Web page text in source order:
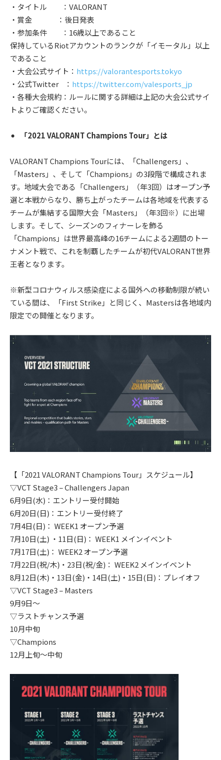
・タイトル ：VALORANT
・賞金 ：後日発表
・参加条件 ：16歳以上であること
保持しているRiotアカウントのランクが「イモータル」以上
であること
・大会公式サイト： https://valorantesports.tokyo
・公式Twitter ： https://twitter.com/valesports_jp
・各種大会規約：ルールに関する詳細は上記の大会公式サイ
トよりご確認ください。
「2021 VALORANT Champions Tour」とは
VALORANT Champions Tourには、「Challengers」、
「Masters」、そして「Champions」の3段階で構成されま
す。地域大会である「Challengers」（年3回）はオープン予
選と本戦からなり、勝ち上がったチームは各地域を代表する
チームが集結する国際大会「Masters」（年3回※）に出場
します。そして、シーズンのフィナーレを飾る
「Champions」は世界最高峰の16チームによる2週間のトー
ナメント戦で、これを制覇したチームが初代VALORANT世界
王者となります。
※新型コロナウィルス感染症による国外への移動制限が続い
ている間は、「First Strike」と同じく、Mastersは各地域内
限定での開催となります。
【「2021 VALORANT Champions Tour」スケジュール】
▽VCT Stage3 – Challengers Japan
6月9日(水)：エントリー受付開始
6月20日(日)：エントリー受付終了
7月4日(日)： WEEK1 オープン予選
7月10日(土) ・11日(日)： WEEK1 メインイベント
7月17日(土)： WEEK2 オープン予選
7月22日(祝/木)・23日(祝/金)： WEEK2 メインイベント
8月12日(木)・13日(金)・14日(土)・15日(日)：プレイオフ
▽VCT Stage3 – Masters
9月9日〜
▽ラストチャンス予選
10月中旬
▽Champions
12月上旬～中旬